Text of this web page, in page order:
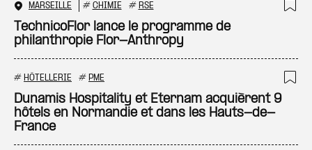
MARSEILLE # CHIMIE # RSE
TechnicoFlor lance le programme de
philanthropie Flor-Anthropy
# HÔTELLERIE # PME
Dunamis Hospitality et Eternam acquièrent 9
hôtels en Normandie et dans les Hauts-de-
France